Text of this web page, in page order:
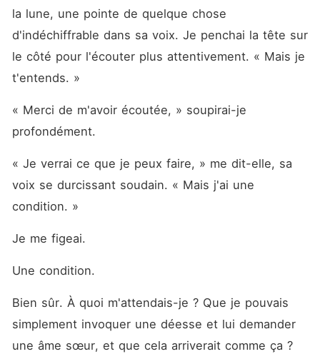
la lune, une pointe de quelque chose
d'indéchiffrable dans sa voix. Je penchai la tête sur
le côté pour l'écouter plus attentivement. « Mais je
t'entends. »
« Merci de m'avoir écoutée, » soupirai-je
profondément.
« Je verrai ce que je peux faire, » me dit-elle, sa
voix se durcissant soudain. « Mais j'ai une
condition. »
Je me figeai.
Une condition.
Bien sûr. À quoi m'attendais-je ? Que je pouvais
simplement invoquer une déesse et lui demander
une âme sœur, et que cela arriverait comme ça ?